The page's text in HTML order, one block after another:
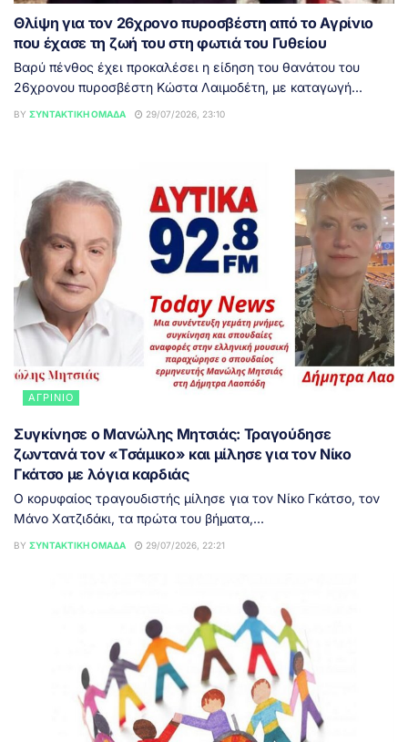
Θλίψη για τον 26χρονο πυροσβέστη από το Αγρίνιο
που έχασε τη ζωή του στη φωτιά του Γυθείου
Βαρύ πένθος έχει προκαλέσει η είδηση του θανάτου του
26χρονου πυροσβέστη Κώστα Λαιμοδέτη, με καταγωγή...
BY ΣΥΝΤΑΚΤΙΚΉ ΟΜΆΔΑ 29/07/2026, 23:10
ΑΓΡΊΝΙΟ
Συγκίνησε ο Μανώλης Μητσιάς: Τραγούδησε
ζωντανά τον «Τσάμικο» και μίλησε για τον Νίκο
Γκάτσο με λόγια καρδιάς
Ο κορυφαίος τραγουδιστής μίλησε για τον Νίκο Γκάτσο, τον
Μάνο Χατζιδάκι, τα πρώτα του βήματα,...
BY ΣΥΝΤΑΚΤΙΚΉ ΟΜΆΔΑ 29/07/2026, 22:21